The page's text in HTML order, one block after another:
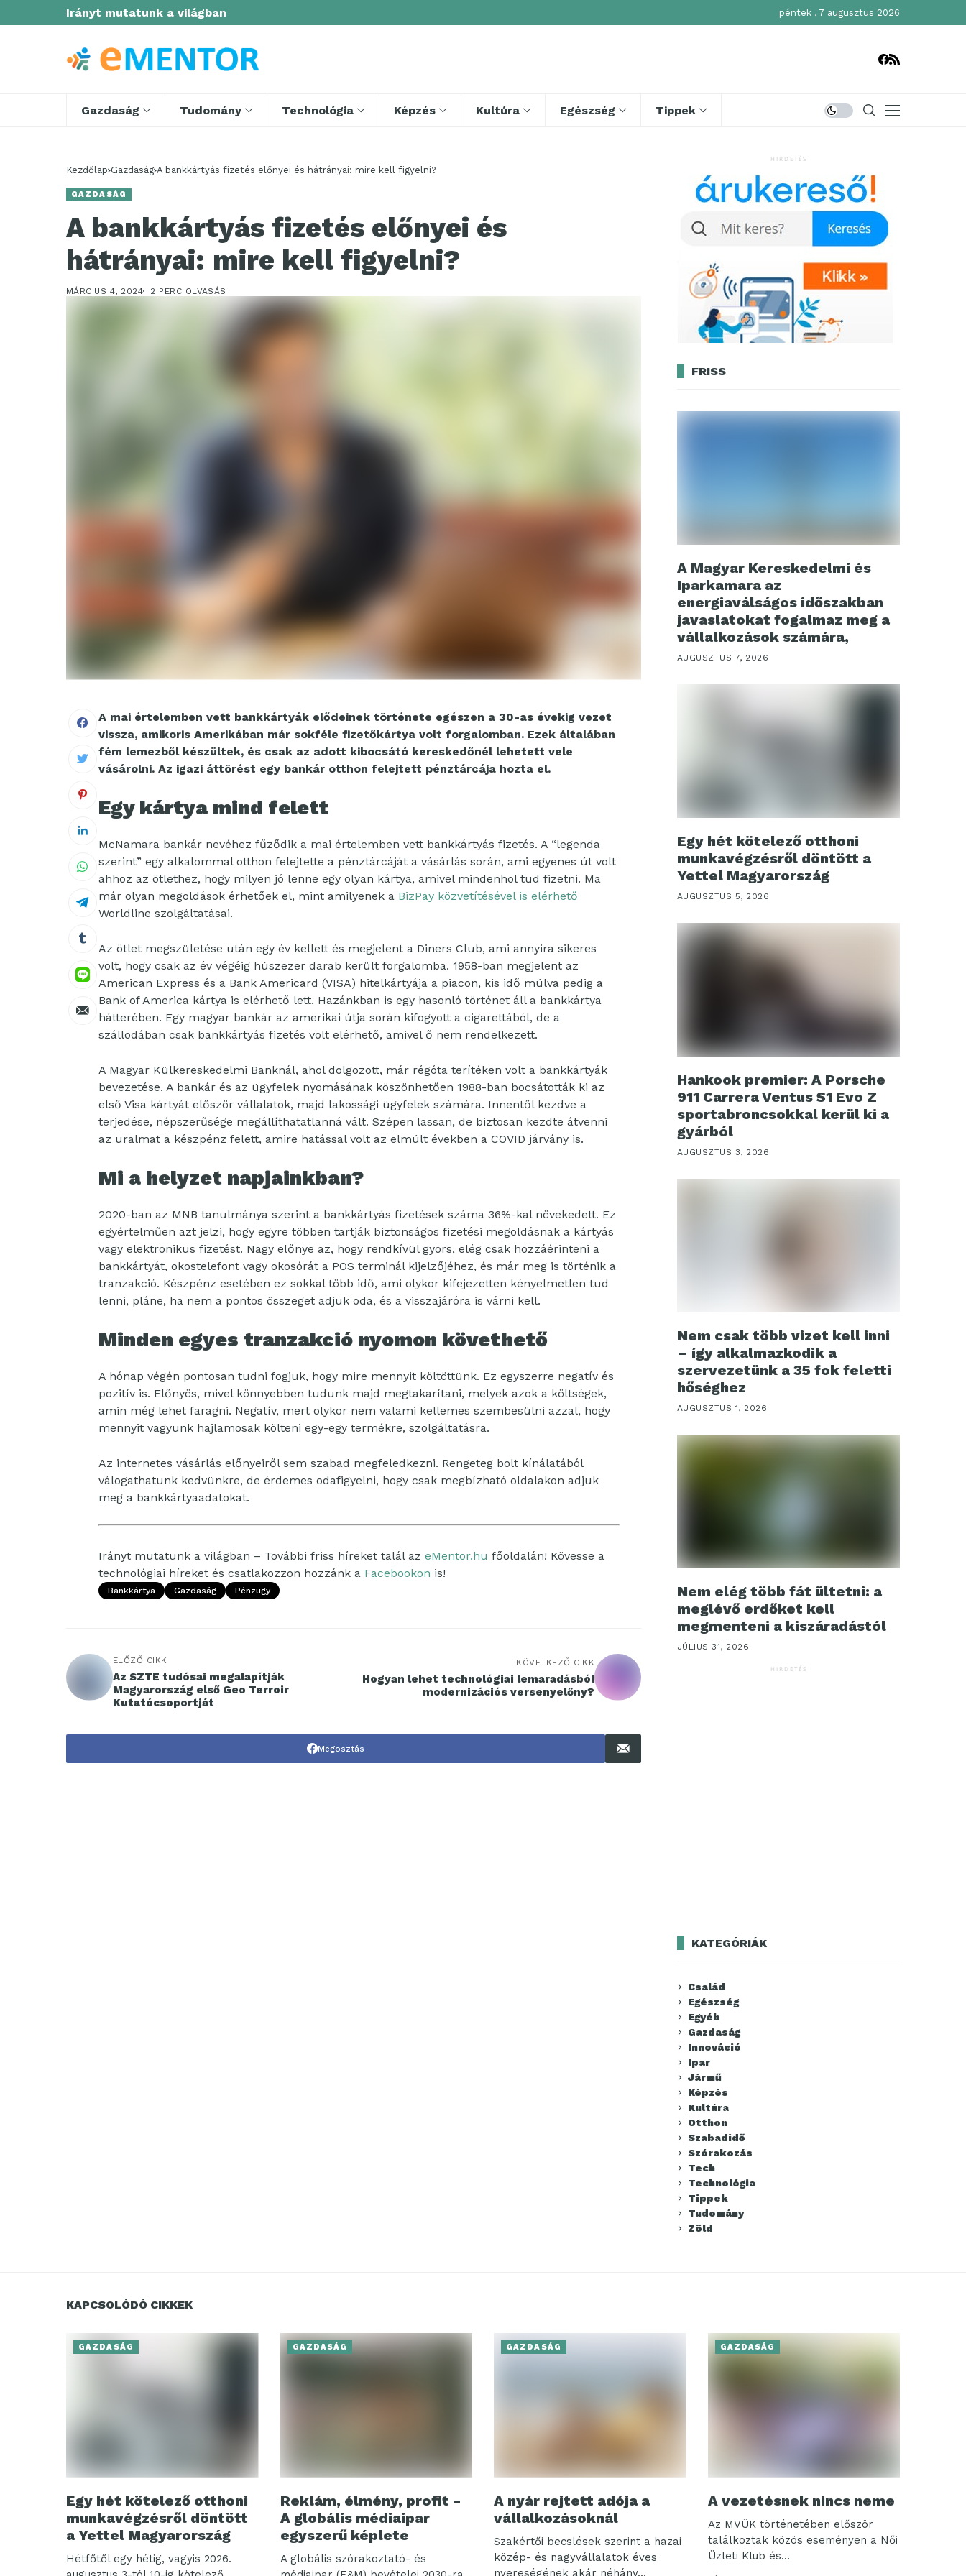
Irányt mutatunk a világban péntek , 7 augusztus 2026
Gazdaság Tudomány Technológia Képzés Kultúra Egészség Tippek
Kezdőlap Gazdaság A bankkártyás fizetés előnyei és hátrányai: mire kell figyelni?
GAZDASÁG
A bankkártyás fizetés előnyei és
hátrányai: mire kell figyelni?
MÁRCIUS 4, 2024 2 PERC OLVASÁS
A mai értelemben vett bankkártyák elődeinek története egészen a 30-as évekig vezet
vissza, amikoris Amerikában már sokféle fizetőkártya volt forgalomban. Ezek általában
fém lemezből készültek, és csak az adott kibocsátó kereskedőnél lehetett vele
vásárolni. Az igazi áttörést egy bankár otthon felejtett pénztárcája hozta el.
Egy kártya mind felett
McNamara bankár nevéhez fűződik a mai értelemben vett bankkártyás fizetés. A “legenda
szerint” egy alkalommal otthon felejtette a pénztárcáját a vásárlás során, ami egyenes út volt
ahhoz az ötlethez, hogy milyen jó lenne egy olyan kártya, amivel mindenhol tud fizetni. Ma
már olyan megoldások érhetőek el, mint amilyenek a BizPay közvetítésével is elérhető
Worldline szolgáltatásai.
Az ötlet megszületése után egy év kellett és megjelent a Diners Club, ami annyira sikeres
volt, hogy csak az év végéig húszezer darab került forgalomba. 1958-ban megjelent az
American Express és a Bank Americard (VISA) hitelkártyája a piacon, kis idő múlva pedig a
Bank of America kártya is elérhető lett. Hazánkban is egy hasonló történet áll a bankkártya
hátterében. Egy magyar bankár az amerikai útja során kifogyott a cigarettából, de a
szállodában csak bankkártyás fizetés volt elérhető, amivel ő nem rendelkezett.
A Magyar Külkereskedelmi Banknál, ahol dolgozott, már régóta terítéken volt a bankkártyák
bevezetése. A bankár és az ügyfelek nyomásának köszönhetően 1988-ban bocsátották ki az
első Visa kártyát először vállalatok, majd lakossági ügyfelek számára. Innentől kezdve a
terjedése, népszerűsége megállíthatatlanná vált. Szépen lassan, de biztosan kezdte átvenni
az uralmat a készpénz felett, amire hatással volt az elmúlt években a COVID járvány is.
Mi a helyzet napjainkban?
2020-ban az MNB tanulmánya szerint a bankkártyás fizetések száma 36%-kal növekedett. Ez
egyértelműen azt jelzi, hogy egyre többen tartják biztonságos fizetési megoldásnak a kártyás
vagy elektronikus fizetést. Nagy előnye az, hogy rendkívül gyors, elég csak hozzáérinteni a
bankkártyát, okostelefont vagy okosórát a POS terminál kijelzőjéhez, és már meg is történik a
tranzakció. Készpénz esetében ez sokkal több idő, ami olykor kifejezetten kényelmetlen tud
lenni, pláne, ha nem a pontos összeget adjuk oda, és a visszajáróra is várni kell.
Minden egyes tranzakció nyomon követhető
A hónap végén pontosan tudni fogjuk, hogy mire mennyit költöttünk. Ez egyszerre negatív és
pozitív is. Előnyös, mivel könnyebben tudunk majd megtakarítani, melyek azok a költségek,
amin még lehet faragni. Negatív, mert olykor nem valami kellemes szembesülni azzal, hogy
mennyit vagyunk hajlamosak költeni egy-egy termékre, szolgáltatásra.
Az internetes vásárlás előnyeiről sem szabad megfeledkezni. Rengeteg bolt kínálatából
válogathatunk kedvünkre, de érdemes odafigyelni, hogy csak megbízható oldalakon adjuk
meg a bankkártyaadatokat.
Irányt mutatunk a világban – További friss híreket talál az eMentor.hu főoldalán! Kövesse a
technológiai híreket és csatlakozzon hozzánk a Facebookon is!
Bankkártya Gazdaság Pénzügy
ELŐZŐ CIKK
Az SZTE tudósai megalapítják
Magyarország első Geo Terroir
Kutatócsoportját
KÖVETKEZŐ CIKK
Hogyan lehet technológiai lemaradásból
modernizációs versenyelőny?
Megosztás
HIRDETÉS
FRISS
A Magyar Kereskedelmi és
Iparkamara az
energiaválságos időszakban
javaslatokat fogalmaz meg a
vállalkozások számára,
AUGUSZTUS 7, 2026
Egy hét kötelező otthoni
munkavégzésről döntött a
Yettel Magyarország
AUGUSZTUS 5, 2026
Hankook premier: A Porsche
911 Carrera Ventus S1 Evo Z
sportabroncsokkal kerül ki a
gyárból
AUGUSZTUS 3, 2026
Nem csak több vizet kell inni
– így alkalmazkodik a
szervezetünk a 35 fok feletti
hőséghez
AUGUSZTUS 1, 2026
Nem elég több fát ültetni: a
meglévő erdőket kell
megmenteni a kiszáradástól
JÚLIUS 31, 2026
HIRDETÉS
KATEGÓRIÁK
Család
Egészség
Egyéb
Gazdaság
Innováció
Ipar
Jármű
Képzés
Kultúra
Otthon
Szabadidő
Szórakozás
Tech
Technológia
Tippek
Tudomány
Zöld
KAPCSOLÓDÓ CIKKEK
GAZDASÁG
Egy hét kötelező otthoni
munkavégzésről döntött
a Yettel Magyarország
Hétfőtől egy hétig, vagyis 2026.
GAZDASÁG
Reklám, élmény, profit -
A globális médiaipar
egyszerű képlete
A globális szórakoztató- és
GAZDASÁG
A nyár rejtett adója a
vállalkozásoknál
Szakértői becslések szerint a hazai
közép- és nagyvállalatok éves
nyereségének akár néhány...
GAZDASÁG
A vezetésnek nincs neme
Az MVÜK történetében először
találkoztak közös eseményen a Női
Üzleti Klub és...